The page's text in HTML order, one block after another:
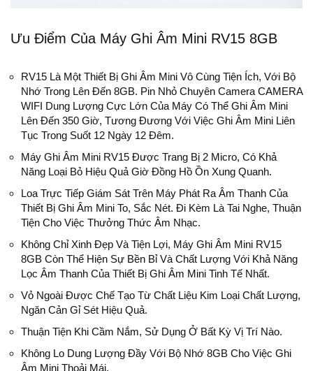
Ưu Điểm Của Máy Ghi Âm Mini RV15 8GB
RV15 Là Một Thiết Bị Ghi Âm Mini Vô Cùng Tiện Ích, Với Bộ
Nhớ Trong Lên Đến 8GB. Pin Nhỏ Chuyên Camera CAMERA
WIFI Dung Lượng Cực Lớn Của Máy Có Thể Ghi Âm Mini
Lên Đến 350 Giờ, Tương Đương Với Việc Ghi Âm Mini Liên
Tục Trong Suốt 12 Ngày 12 Đêm.
Máy Ghi Âm Mini RV15 Được Trang Bị 2 Micro, Có Khả
Năng Loại Bỏ Hiệu Quả Giờ Đồng Hồ Ồn Xung Quanh.
Loa Trực Tiếp Giám Sát Trên Máy Phát Ra Âm Thanh Của
Thiết Bị Ghi Âm Mini To, Sắc Nét. Đi Kèm Là Tai Nghe, Thuận
Tiện Cho Việc Thưởng Thức Âm Nhạc.
Không Chỉ Xinh Đẹp Và Tiện Lợi, Máy Ghi Âm Mini RV15
8GB Còn Thể Hiện Sự Bền Bỉ Và Chất Lượng Với Khả Năng
Lọc Âm Thanh Của Thiết Bị Ghi Âm Mini Tinh Tế Nhất.
Vỏ Ngoài Được Chế Tạo Từ Chất Liệu Kim Loại Chất Lượng,
Ngăn Cản Gỉ Sét Hiệu Quả.
Thuận Tiện Khi Cầm Nắm, Sử Dụng Ở Bất Kỳ Vị Trí Nào.
Không Lo Dung Lượng Đầy Với Bộ Nhớ 8GB Cho Việc Ghi
Âm Mini Thoải Mái.